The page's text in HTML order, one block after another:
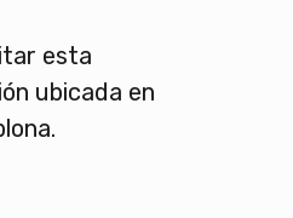
esta
ubicada en